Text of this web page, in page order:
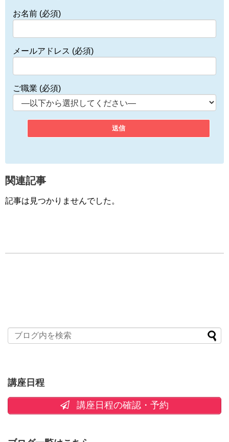
お名前 (必須)
メールアドレス (必須)
ご職業 (必須)
関連記事
記事は見つかりませんでした。
講座日程
講座日程の確認・予約